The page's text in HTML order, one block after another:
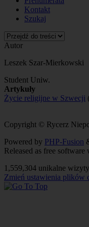
Kontakt
Szukaj
Autor
Leszek Szar-Mierkowski
Student Uniw.
Artykuły
Życie religijne w Szwecji
Copyright © Rycerz
Powered by PHP-Fusion
Released as free
1,559,304 unikalne wizyty
Zmień ustawienia plików